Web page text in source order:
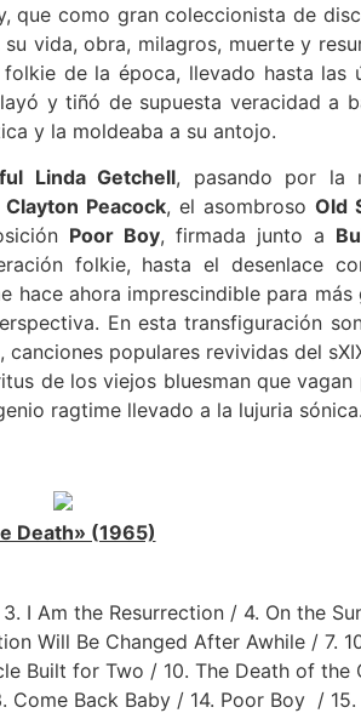
que como gran coleccionista de
su vida, obra, milagros, muerte y
de la época, llevado hasta las
y tiñó de supuesta veracidad a
y la moldeaba a su antojo.
Linda Getchell, pasando por la
Peacock, el asombroso Old
Poor Boy, firmada junto a
folkie, hasta el desenlace
hace ahora imprescindible para
En esta transfiguración
populares revividas del
de los viejos bluesman que
ragtime llevado a la lujuria sónica.
Death» (1965)
I Am the Resurrection / 4. On the
Will Be Changed After Awhile / 7.
Built for Two / 10. The Death of the
Come Back Baby / 14. Poor Boy / 15.